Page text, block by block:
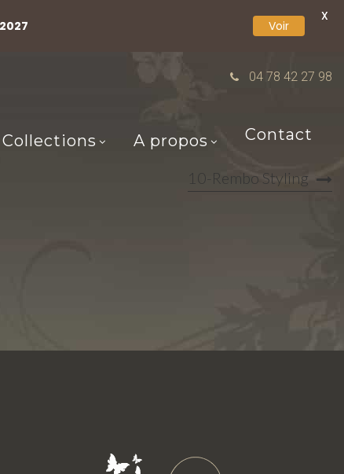
04 78 42 27 98
Collections A propos Contact
10-Rembo Styling
Voir
X